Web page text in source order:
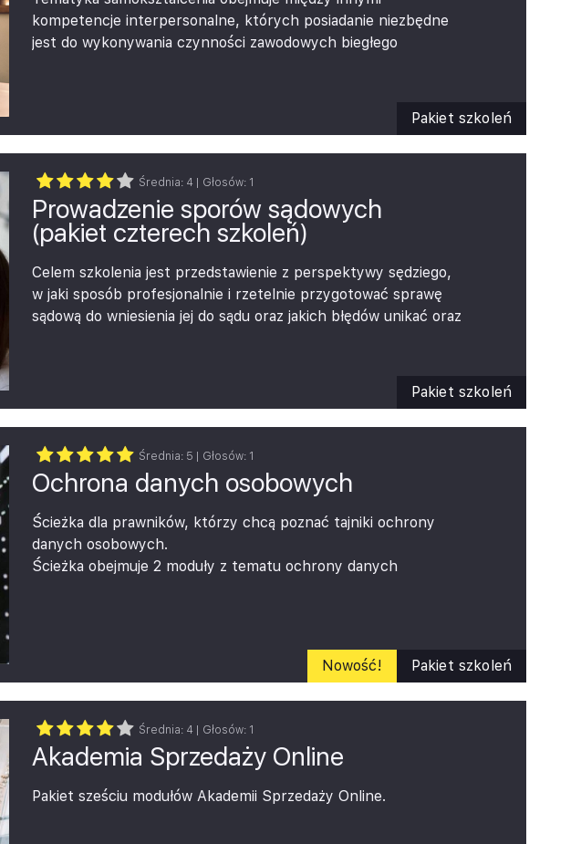
będą mogli Państwo także zrozumieć, dlaczego Państwa
audytorzy zwracają szczególną uwagę na dane procesy lub
poszczególne aspekty analizowanej dokumentacji.
kompetencje interpersonalne, których posiadanie niezbędne
jest do wykonywania czynności zawodowych biegłego
negocjacyjnych, który obejmuje 8 godzin samokształcenia.
Pakiet szkoleń
Średnia: 4 | Głosów: 1
Prowadzenie sporów sądowych
(pakiet czterech szkoleń)
Celem szkolenia jest przedstawienie z perspektywy sędziego,
w jaki sposób profesjonalnie i rzetelnie przygotować sprawę
sądową do wniesienia jej do sądu oraz jakich błędów unikać oraz
Pakiet szkoleń
Średnia: 5 | Głosów: 1
Ochrona danych osobowych
Ścieżka dla prawników, którzy chcą poznać tajniki ochrony
danych osobowych.
Ścieżka obejmuje 2 moduły z tematu ochrony danych
Nowość! Pakiet szkoleń
Średnia: 4 | Głosów: 1
Akademia Sprzedaży Online
Pakiet sześciu modułów Akademii Sprzedaży Online.